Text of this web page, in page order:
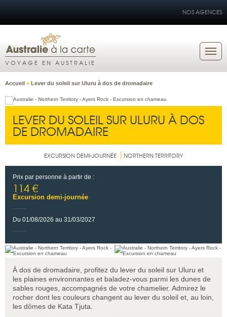
NOS AGENCES
VOYAGE EN AUSTRALIE
Accueil > Lever du soleil sur Uluru à dos de dromadaire
LEVER DU SOLEIL SUR ULURU À DOS
DE DROMADAIRE
EXCURSION DEMI-JOURNÉE NORTHERN TERRITORY
Prix par personne à partir de :
114 €
Excursion demi-journée
Du 01/08/2026 au 31/03/2027
À dos de dromadaire, profitez du lever du soleil sur Uluru et
les plaines environnantes et baladez-vous parmi les dunes de
sables rouges, accompagnés de votre chamelier. Admirez le
rocher dont les couleurs changent au lever du soleil et, au loin,
les dômes de Kata Tjuta.